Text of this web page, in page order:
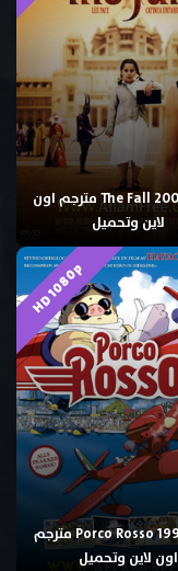
فيلم The Fall 2006 مترجم اون
لاين وتحميل
HD 1080p
فيلم Porco Rosso 1992 مترجم
اون لاين وتحميل